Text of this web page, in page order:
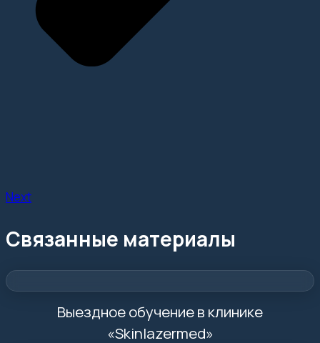
Next
Связанные материалы
Выездное обучение в клинике
«Skinlazermed»